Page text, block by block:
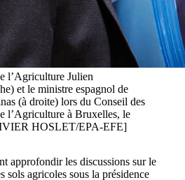
l’Agriculture Julien
et le ministre espagnol de
(à droite) lors du Conseil des
l’Agriculture à Bruxelles, le
HOSLET/EPA-EFE]
approfondir les discussions sur le
sols agricoles sous la présidence